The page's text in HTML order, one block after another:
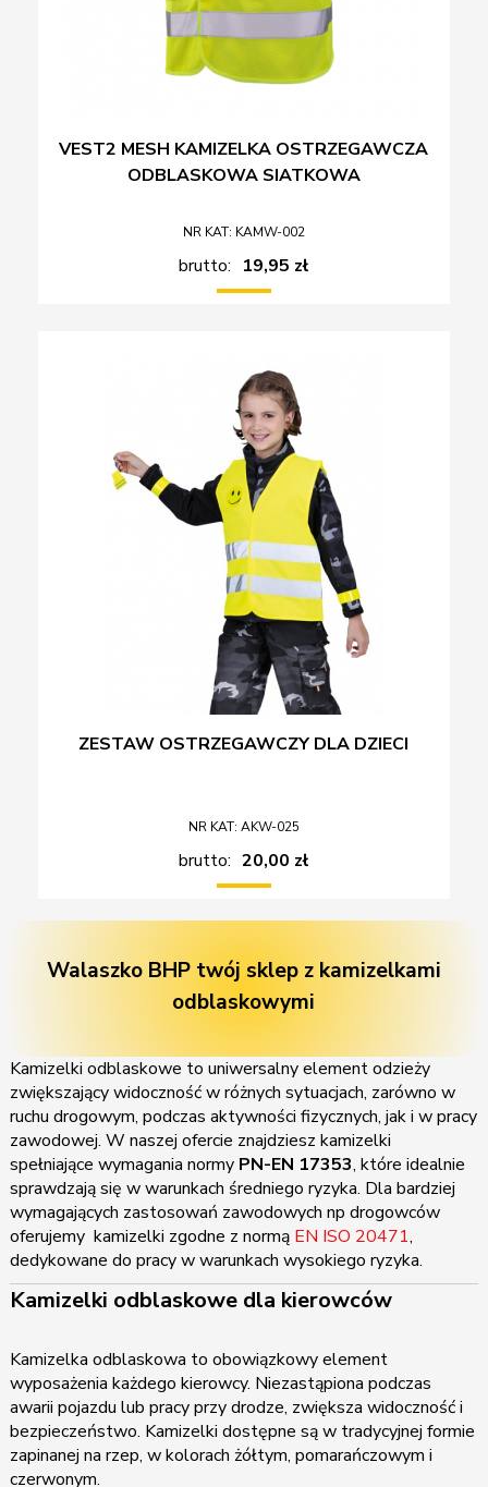
VEST2 MESH KAMIZELKA OSTRZEGAWCZA
ODBLASKOWA SIATKOWA
NR KAT: KAMW-002
brutto: 19,95 zł
ZESTAW OSTRZEGAWCZY DLA DZIECI
NR KAT: AKW-025
brutto: 20,00 zł
Walaszko BHP twój sklep z kamizelkami
odblaskowymi
Kamizelki odblaskowe to uniwersalny element odzieży
zwiększający widoczność w różnych sytuacjach, zarówno w
ruchu drogowym, podczas aktywności fizycznych, jak i w pracy
zawodowej. W naszej ofercie znajdziesz kamizelki
spełniające wymagania normy PN-EN 17353, które idealnie
sprawdzają się w warunkach średniego ryzyka. Dla bardziej
wymagających zastosowań zawodowych np drogowców
oferujemy kamizelki zgodne z normą EN ISO 20471,
dedykowane do pracy w warunkach wysokiego ryzyka.
Kamizelki odblaskowe dla kierowców
Kamizelka odblaskowa to obowiązkowy element
wyposażenia każdego kierowcy. Niezastąpiona podczas
awarii pojazdu lub pracy przy drodze, zwiększa widoczność i
bezpieczeństwo. Kamizelki dostępne są w tradycyjnej formie
zapinanej na rzep, w kolorach żółtym, pomarańczowym i
czerwonym.